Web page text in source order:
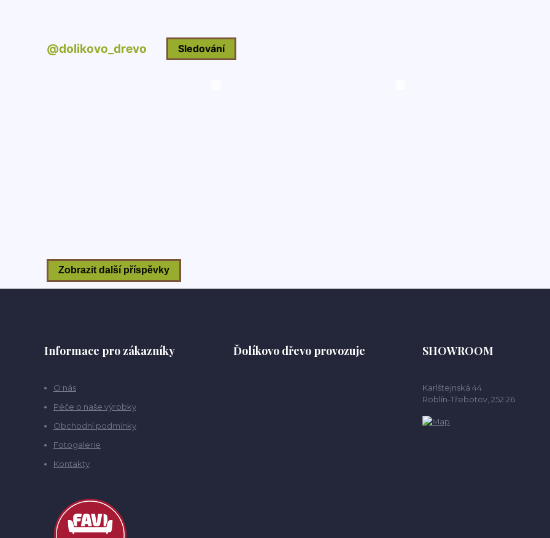
Informace pro zákazníky
O nás
Péče o naše výrobky
Obchodní podmínky
Fotogalerie
Kontakty
Ďolíkovo dřevo provozuje SHOWROOM
Karlštejnská 44
Roblín-Třebotov, 252 26